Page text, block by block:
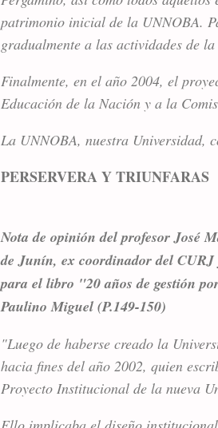
patrimonio inicial de la UNNOBA.
gradualmente a las actividades de
Finalmente, en el año 2004, el
Educación de la Nación y a la
La UNNOBA, nuestra Universidad,
PERSERVERA Y TRIUNFARAS
Nota de opinión del profesor José
de Junín, ex coordinador del
para el libro "20 años de gestión
Paulino Miguel (P.149-150)
"Luego de haberse creado la
hacia fines del año 2002, quien
Proyecto Institucional de la nueva